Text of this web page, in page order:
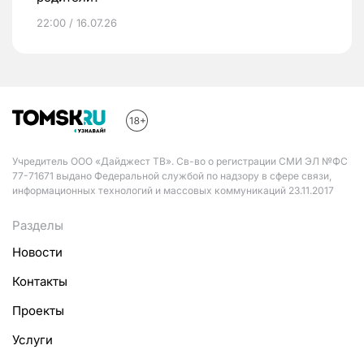
22:00 / 16.07.26
Учредитель ООО «Дайджест ТВ». Св-во о регистрации СМИ ЭЛ №ФС
77-71671 выдано Федеральной службой по надзору в сфере связи,
информационных технологий и массовых коммуникаций 23.11.2017
Разделы
Новости
Контакты
Проекты
Услуги